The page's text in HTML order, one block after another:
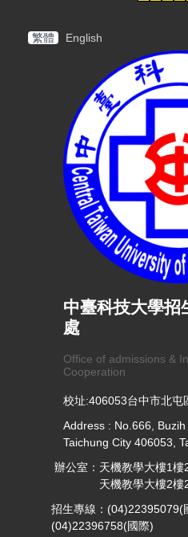
繁體 English
中臺科技大學招
處
Office of admissions &
Cooperation
校址:406053台中市北屯
Address : No.666,
Taichung City 406053,
辦公室：天機教學大樓1樓
天機教學大樓2樓
招生專線：(04)22395079(
(04)22396758(國際)